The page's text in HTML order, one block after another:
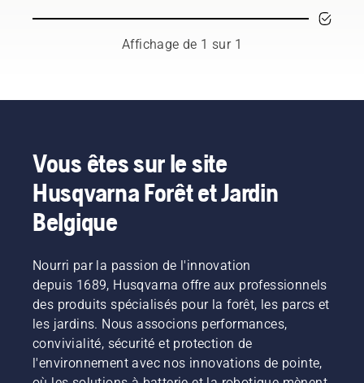
polyvalent.
une liste
de
conseils
sur la
manière
de
efficacement
et en
toute
sécurité
avec
votre
débroussailleuse
Affichage de 1 sur 1
Vous êtes sur le site
Husqvarna Forêt et Jardin
Belgique
Nourri par la passion de l'innovation
depuis 1689, Husqvarna offre aux professionnels
des produits spécialisés pour la forêt, les parcs et
les jardins. Nous associons performances,
convivialité, sécurité et protection de
l'environnement avec nos innovations de pointe,